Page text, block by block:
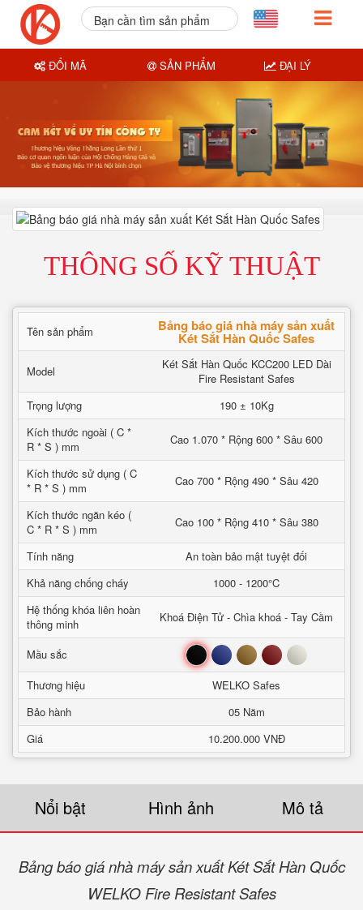
THÔNG SỐ KỸ THUẬT
Tên sản phẩm Bảng báo giá nhà máy sản xuất
Két Sắt Hàn Quốc Safes
Model
Két Sắt Hàn Quốc KCC200 LED Dài
Fire Resistant Safes
Trọng lượng
190 ± 10Kg
Kích thước ngoài ( C *
R * S ) mm
Cao 1.070 * Rộng 600 * Sâu 600
Kích thước sử dụng ( C
* R * S ) mm
Cao 700 * Rộng 490 * Sâu 420
Kích thước ngăn kéo (
C * R * S ) mm
Cao 100 * Rộng 410 * Sâu 380
Tính năng
An toàn bảo mật tuyệt đối
Khả năng chống cháy
1000 - 1200°C
Hệ thống khóa liên hoàn
thông minh
Khoá Điện Tử - Chìa khoá - Tay Cầm
Mầu sắc Đen Xanh Nâu Đỏ Trắng
Thương hiệu
WELKO Safes
Bảo hành
05 Năm
Giá
10.200.000 VNĐ
Nổi bật Hình ảnh Mô tả
Bảng báo giá nhà máy sản xuất Két Sắt Hàn Quốc
WELKO Fire Resistant Safes
Bạn cần tìm sản phẩm
ĐỔI MÃ SẢN PHẨM ĐẠI LÝ